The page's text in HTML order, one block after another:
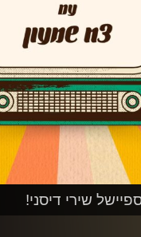
ידיך- רותי נבון
רובי דואניאס ואסף
צביקה פיק ז"ל
AudioVersity